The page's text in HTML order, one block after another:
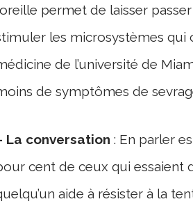
permet de laisser
les microsystèmes qui
de l’université de
de symptômes de
La conversation : En parler
cent de ceux qui essaient
aide à résister à la